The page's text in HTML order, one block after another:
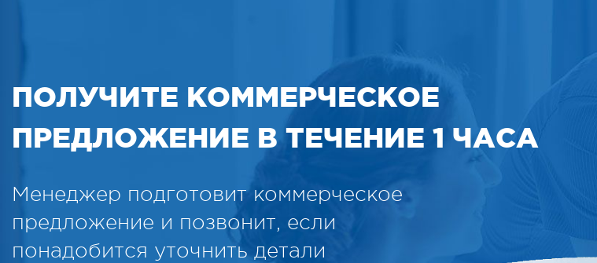
ПОЛУЧИТЕ КОММЕРЧЕСКОЕ
ПРЕДЛОЖЕНИЕ В ТЕЧЕНИЕ 1 ЧАСА
Менеджер подготовит коммерческое
предложение и позвонит, если
понадобится уточнить детали